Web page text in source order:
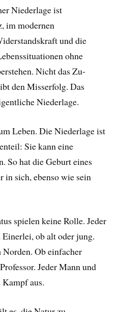
Niederlage ist
im modernen
und die
ohne
Nicht das Zu-
den Misserfolg. Das
Niederlage.
Leben. Die Niederlage ist
Sie kann eine
So hat die Geburt eines
in sich, ebenso wie sein
spielen keine Rolle. Jeder
ob alt oder jung.
Norden. Ob einfacher
Jeder Mann und
Kampf aus.